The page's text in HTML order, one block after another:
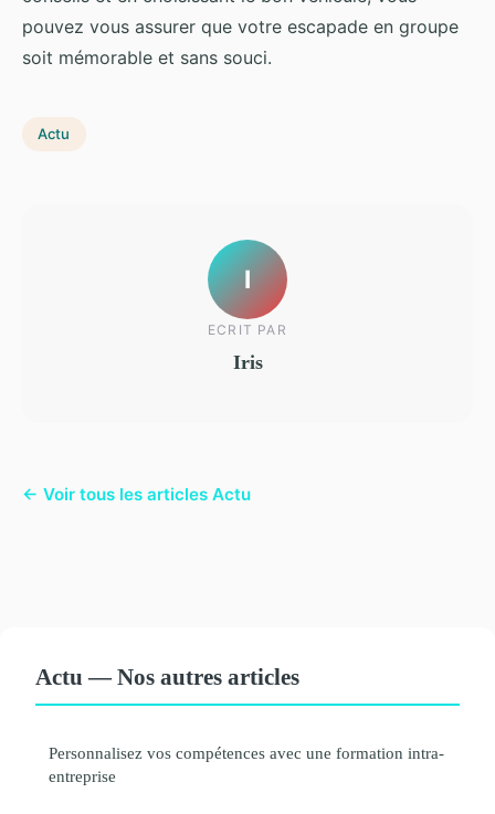
pouvez vous assurer que votre escapade en groupe
soit mémorable et sans souci.
Actu
I
ECRIT PAR
Iris
← Voir tous les articles Actu
Actu — Nos autres articles
Personnalisez vos compétences avec une formation intra-
entreprise